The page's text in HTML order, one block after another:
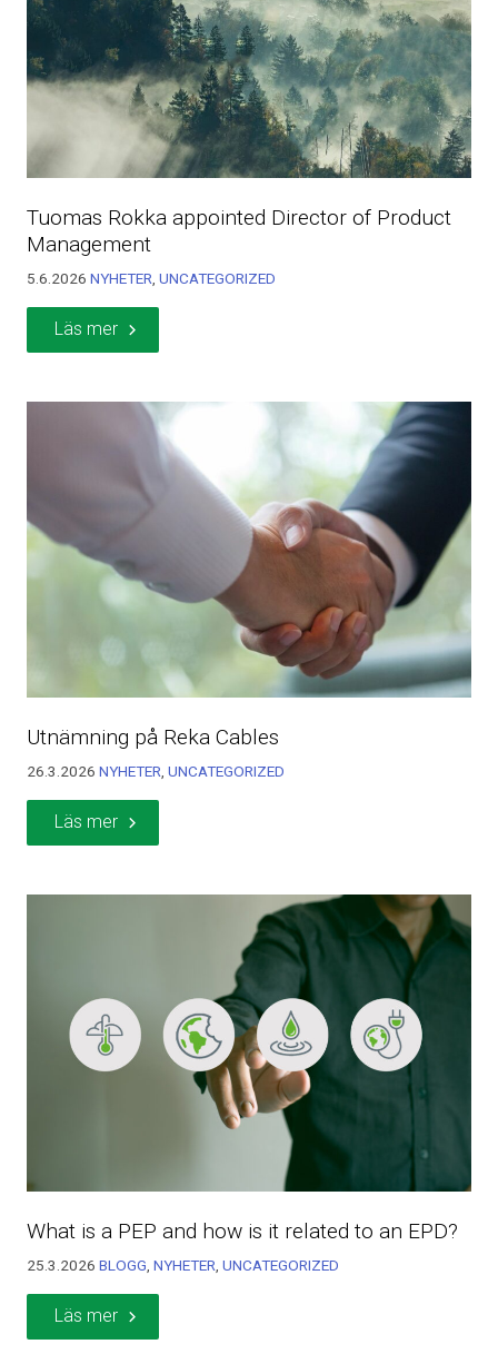
Tuomas Rokka appointed Director of Product
Management
5.6.2026 NYHETER UNCATEGORIZED
Läs mer
Utnämning på Reka Cables
26.3.2026 NYHETER, UNCATEGORIZED
Läs mer
What is a PEP and how is it related to an EPD?
25.3.2026 BLOGG NYHETER UNCATEGORIZED
Läs mer